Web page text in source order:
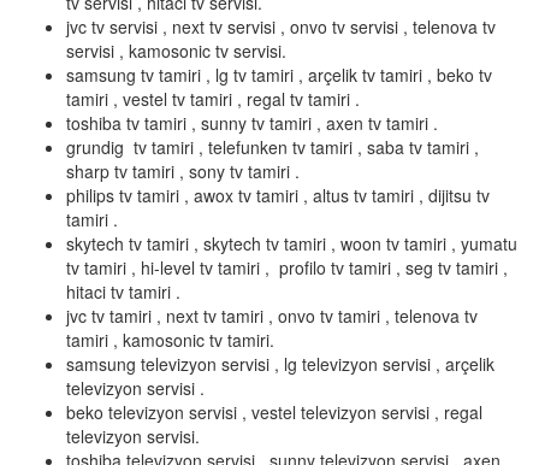
jvc tv servisi , next tv servisi , onvo tv servisi , telenova tv
servisi , kamosonic tv servisi.
samsung tv tamiri , lg tv tamiri , arçelik tv tamiri , beko tv
tamiri , vestel tv tamiri , regal tv tamiri .
toshiba tv tamiri , sunny tv tamiri , axen tv tamiri .
grundig tv tamiri , telefunken tv tamiri , saba tv tamiri ,
sharp tv tamiri , sony tv tamiri .
philips tv tamiri , awox tv tamiri , altus tv tamiri , dijitsu tv
tamiri .
skytech tv tamiri , skytech tv tamiri , woon tv tamiri , yumatu
tv tamiri , hi-level tv tamiri , profilo tv tamiri , seg tv tamiri ,
hitaci tv tamiri .
jvc tv tamiri , next tv tamiri , onvo tv tamiri , telenova tv
tamiri , kamosonic tv tamiri.
samsung televizyon servisi , lg televizyon servisi , arçelik
televizyon servisi .
beko televizyon servisi , vestel televizyon servisi , regal
televizyon servisi.